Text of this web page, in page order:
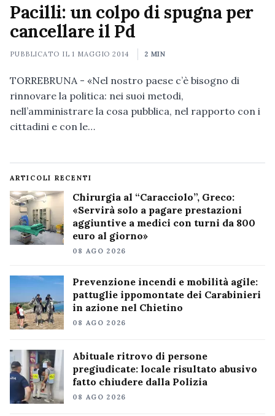
Pacilli: un colpo di spugna per
cancellare il Pd
PUBBLICATO IL1 MAGGIO 2014 2 MIN
TORREBRUNA - «Nel nostro paese c’è bisogno di
rinnovare la politica: nei suoi metodi,
nell’amministrare la cosa pubblica, nel rapporto con i
cittadini e con le…
ARTICOLI RECENTI
Chirurgia al “Caracciolo”, Greco:
«Servirà solo a pagare prestazioni
aggiuntive a medici con turni da 800
euro al giorno»
08 AGO 2026
Prevenzione incendi e mobilità agile:
pattuglie ippomontate dei Carabinieri
in azione nel Chietino
08 AGO 2026
Abituale ritrovo di persone
pregiudicate: locale risultato abusivo
fatto chiudere dalla Polizia
08 AGO 2026